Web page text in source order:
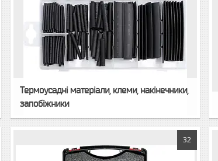
Термоусадні матеріали, клеми, накінечники,
запобіжники
32